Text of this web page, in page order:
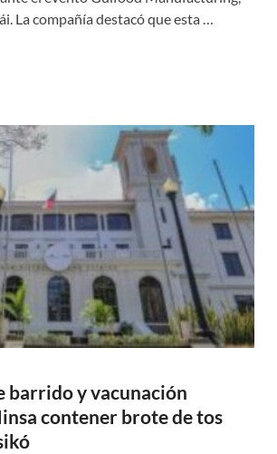
La compañía destacó que esta …
barrido y vacunación
contener brote de tos